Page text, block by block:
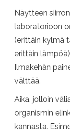
Näytteen
laboratorioon
(erittäin kylmä
erittäin
Ilmakehän
välttää.
Aika, jolloin
organismin
kannasta.